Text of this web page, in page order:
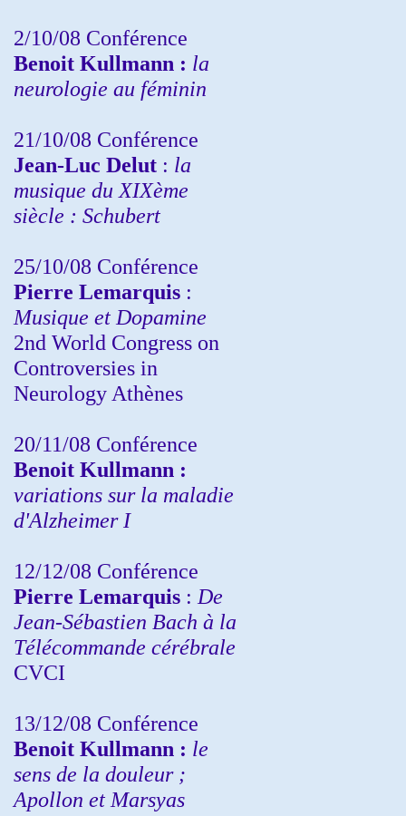
2/10/08 Conférence
Benoit Kullmann : la
neurologie au féminin
21/10/08 Conférence
Jean-Luc Delut : la
musique du XIXème
siècle : Schubert
25/10/08 Conférence
Pierre Lemarquis :
Musique et Dopamine
2nd World Congress on
Controversies in
Neurology Athènes
20/11/08 Conférence
Benoit Kullmann :
variations sur la maladie
d'Alzheimer I
12/12/08 Conférence
Pierre Lemarquis : De
Jean-Sébastien Bach à la
Télécommande cérébrale
CVCI
13/12/08 Conférence
Benoit Kullmann : le
sens de la douleur ;
Apollon et Marsyas